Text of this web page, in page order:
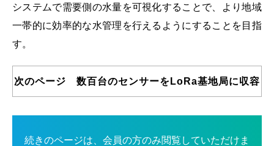
システムで需要側の水量を可視化することで、より地域
一帯的に効率的な水管理を行えるようにすることを目指
す。
次のページ 数百台のセンサーをLoRa基地局に収容
続きのページは、会員の方のみ閲覧していただけま